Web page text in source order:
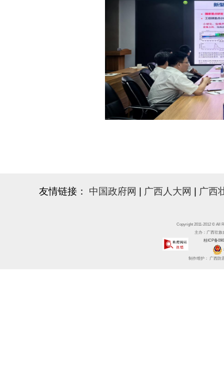
友情链接： 中国政府网 广西人大网 广西
Copyright 2011-2012 © All
主办：广西壮族
桂ICP备
制作维护： 广西防